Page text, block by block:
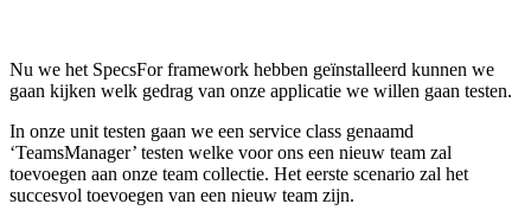
Nu we het SpecsFor framework hebben geïnstalleerd kunnen we
gaan kijken welk gedrag van onze applicatie we willen gaan testen.
In onze unit testen gaan we een service class genaamd
‘TeamsManager’ testen welke voor ons een nieuw team zal
toevoegen aan onze team collectie. Het eerste scenario zal het
succesvol toevoegen van een nieuw team zijn.